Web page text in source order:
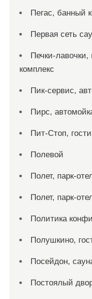
Пегас, банный
Первая сеть
Печки-лавочки,
комплекс
Пик-сервис,
Пирс,
Пит-Стоп,
Полевой
Полет, парк-
Полет, парк-
Политика
Полушкино,
Посейдон,
Постоялый